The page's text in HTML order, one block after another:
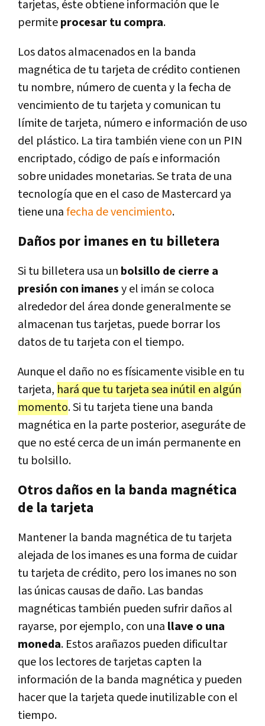
tarjetas, éste obtiene información que le
permiteprocesar tu compra.
Los datos almacenados en la banda
magnética de tu tarjeta de crédito contienen
tu nombre, número de cuenta y la fecha de
vencimiento de tu tarjeta y comunican tu
límite de tarjeta, número e información de uso
del plástico. La tira también viene con un PIN
encriptado, código de país e información
sobre unidades monetarias. Se trata de una
tecnología que en el caso de Mastercard ya
tiene unafecha de vencimiento.
Daños por imanes en tu billetera
Si tu billetera usa un bolsillo de cierre a
presión con imanesy el imán se coloca
alrededor del área donde generalmente se
almacenan tus tarjetas, puede borrar los
datos de tu tarjeta con el tiempo.
Aunque el daño no es físicamente visible en tu
tarjeta, hará que tu tarjeta sea inútil en algún
momento. Si tu tarjeta tiene una banda
magnética en la parte posterior, aseguráte de
que no esté cerca de un imán permanente en
tu bolsillo.
Otros daños en la banda magnética
de la tarjeta
Mantener la banda magnética de tu tarjeta
alejada de los imanes es una forma de cuidar
tu tarjeta de crédito, pero los imanes no son
las únicas causas de daño. Las bandas
magnéticas también pueden sufrir daños al
rayarse, por ejemplo, con una llave o una
moneda. Estos arañazos pueden dificultar
que los lectores de tarjetas capten la
información de la banda magnética y pueden
hacer que la tarjeta quede inutilizable con el
tiempo.